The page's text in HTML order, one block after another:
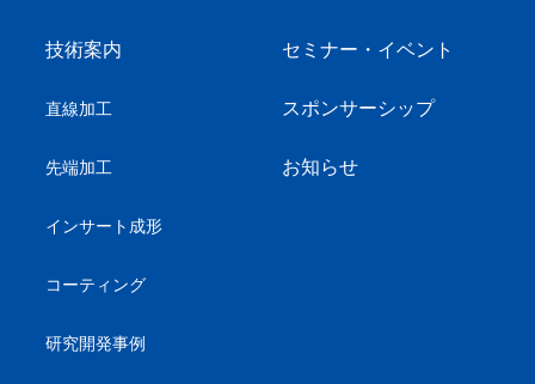
技術案内
直線加工
先端加工
インサート成形
コーティング
研究開発事例
セミナー・イベント
スポンサーシップ
お知らせ